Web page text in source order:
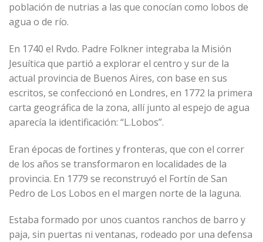
población de nutrias a las que conocían como lobos de
agua o de río.
En 1740 el Rvdo. Padre Folkner integraba la Misión
Jesuítica que partió a explorar el centro y sur de la
actual provincia de Buenos Aires, con base en sus
escritos, se confeccionó en Londres, en 1772 la primera
carta geográfica de la zona, allí junto al espejo de agua
aparecía la identificación: “L.Lobos”.
Eran épocas de fortines y fronteras, que con el correr
de los años se transformaron en localidades de la
provincia. En 1779 se reconstruyó el Fortín de San
Pedro de Los Lobos en el margen norte de la laguna.
Estaba formado por unos cuantos ranchos de barro y
paja, sin puertas ni ventanas, rodeado por una defensa